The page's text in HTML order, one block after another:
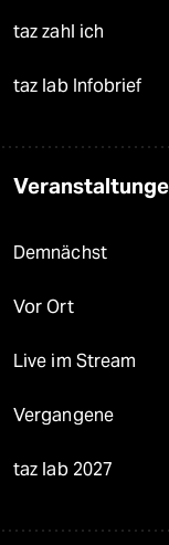
taz zahl ich
taz lab Infobrief
Demnächst
Vor Ort
Live im Stream
Vergangene
taz lab 2027